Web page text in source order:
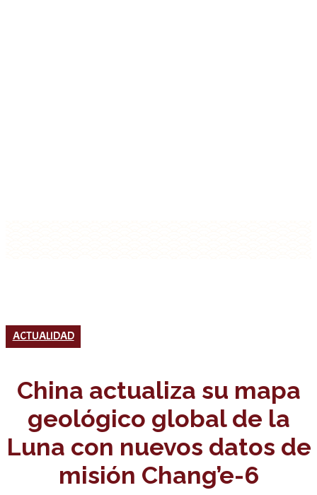
ACTUALIDAD
China actualiza su mapa
geológico global de la
Luna con nuevos datos de
misión Chang’e-6